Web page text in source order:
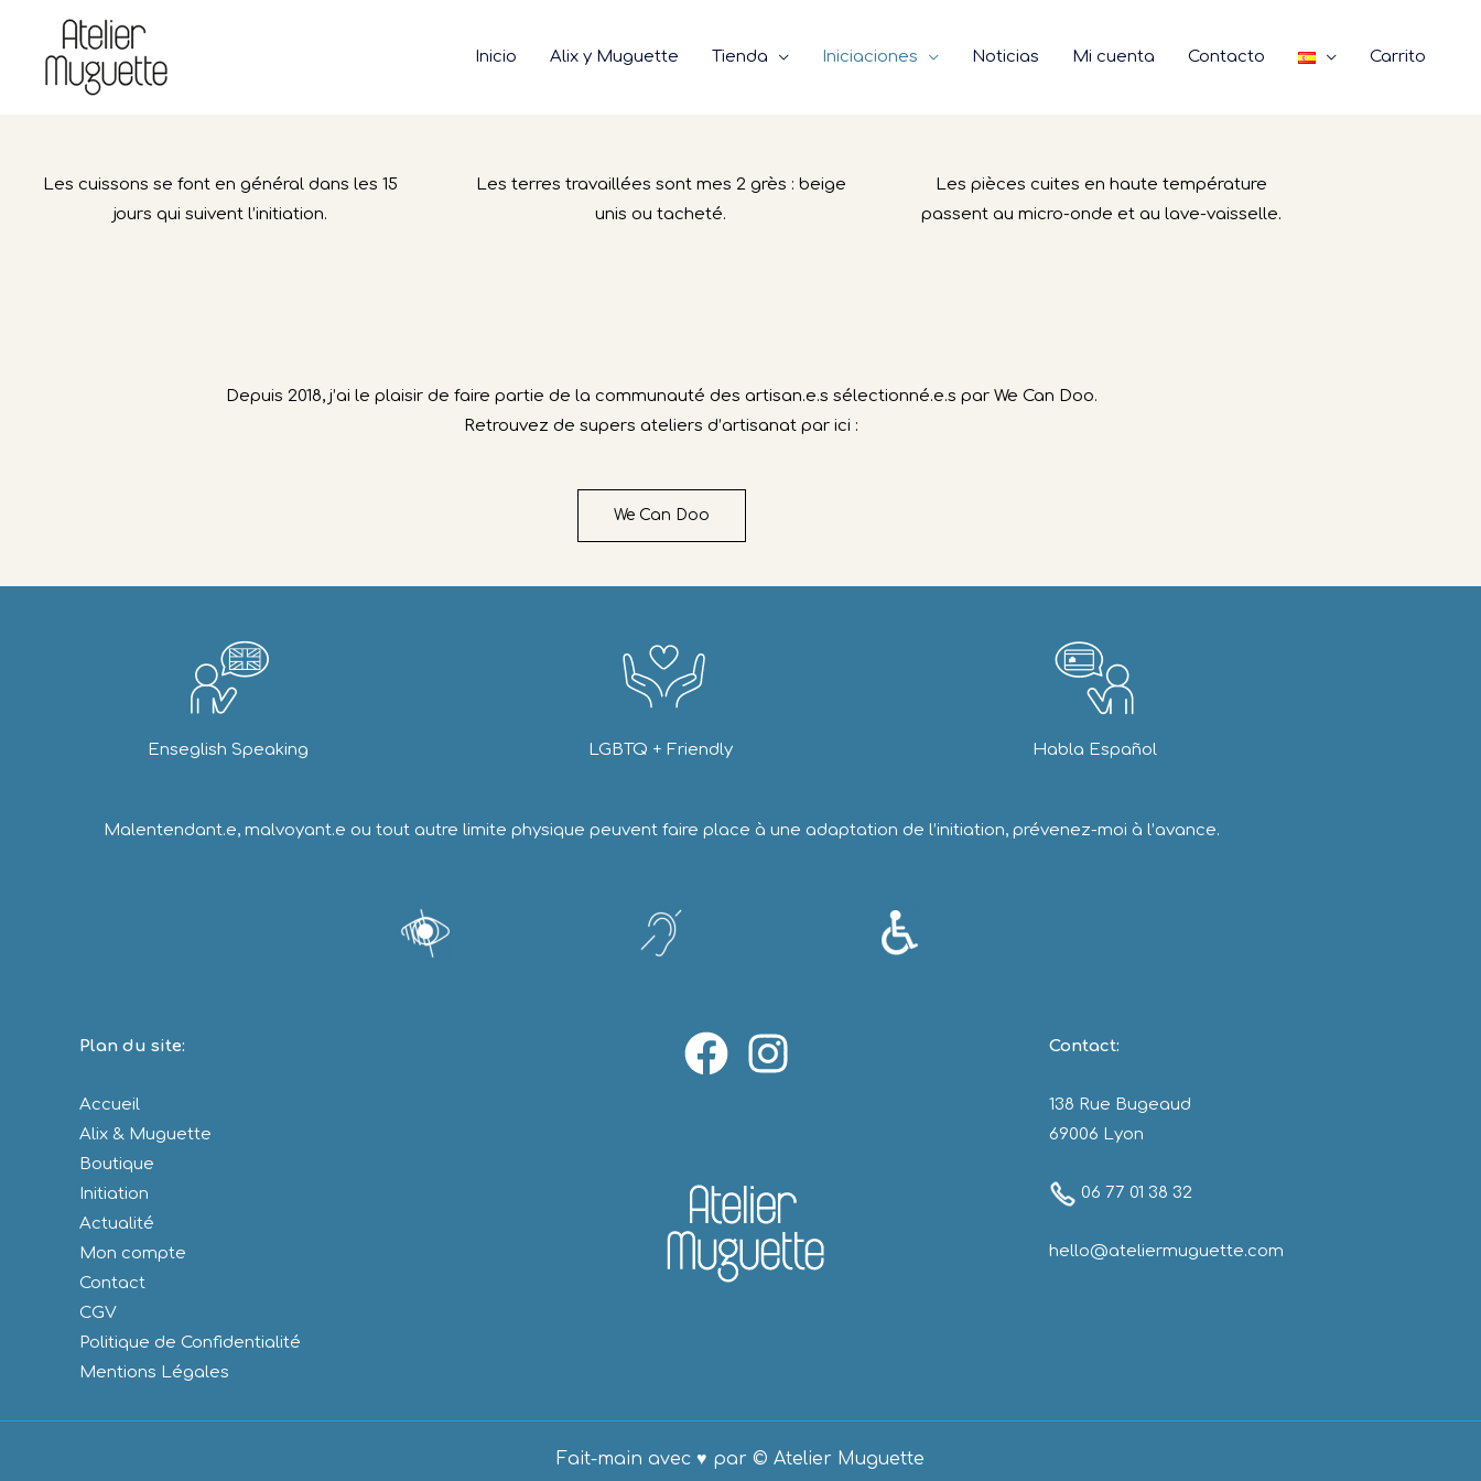
Inicio Alix y Muguette Tienda Iniciaciones Noticias Mi cuenta Contacto Carrito
Les cuissons se font en général dans les 15
jours qui suivent l’initiation.
Les terres travaillées sont mes 2 grès : beige
unis ou tacheté.
Les pièces cuites en haute température
passent au micro-onde et au lave-vaisselle.
Depuis 2018, j’ai le plaisir de faire partie de la communauté des artisan.e.s sélectionné.e.s par We Can Doo.
Retrouvez de supers ateliers d’artisanat par ici :
We Can Doo
Enseglish Speaking LGBTQ + Friendly Habla Español
Malentendant.e, malvoyant.e ou tout autre limite physique peuvent faire place à une adaptation de l’initiation, prévenez-moi à l’avance.
Plan du site:
Accueil
Alix & Muguette
Boutique
Initiation
Actualité
Mon compte
Contact
CGV
Politique de Confidentialité
Mentions Légales
Contact:
138 Rue Bugeaud
69006 Lyon
06 77 01 38 32
hello@ateliermuguette.com
Fait-main avec ♥ par © Atelier Muguette
Si vous avez une carte cadeau, vous pouvez tout de même réserver.